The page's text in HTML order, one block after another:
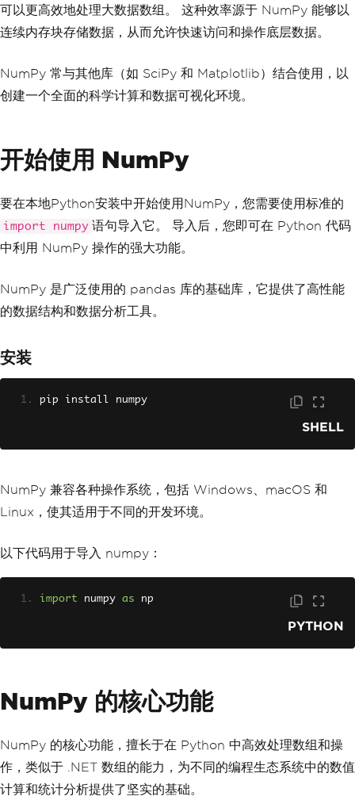
可以更高效地处理大数据数组。 这种效率源于 NumPy 能够以
连续内存块存储数据，从而允许快速访问和操作底层数据。
NumPy 常与其他库（如 SciPy 和 Matplotlib）结合使用，以
创建一个全面的科学计算和数据可视化环境。
开始使用 NumPy
要在本地Python安装中开始使用NumPy，您需要使用标准的
import numpy 语句导入它。 导入后，您即可在 Python 代码
中利用 NumPy 操作的强大功能。
NumPy 是广泛使用的 pandas 库的基础库，它提供了高性能
的数据结构和数据分析工具。
安装
pip install numpy
SHELL
NumPy 兼容各种操作系统，包括 Windows、macOS 和
Linux，使其适用于不同的开发环境。
以下代码用于导入 numpy：
import numpy as np
PYTHON
NumPy 的核心功能
NumPy 的核心功能，擅长于在 Python 中高效处理数组和操
作，类似于 .NET 数组的能力，为不同的编程生态系统中的数值
计算和统计分析提供了坚实的基础。